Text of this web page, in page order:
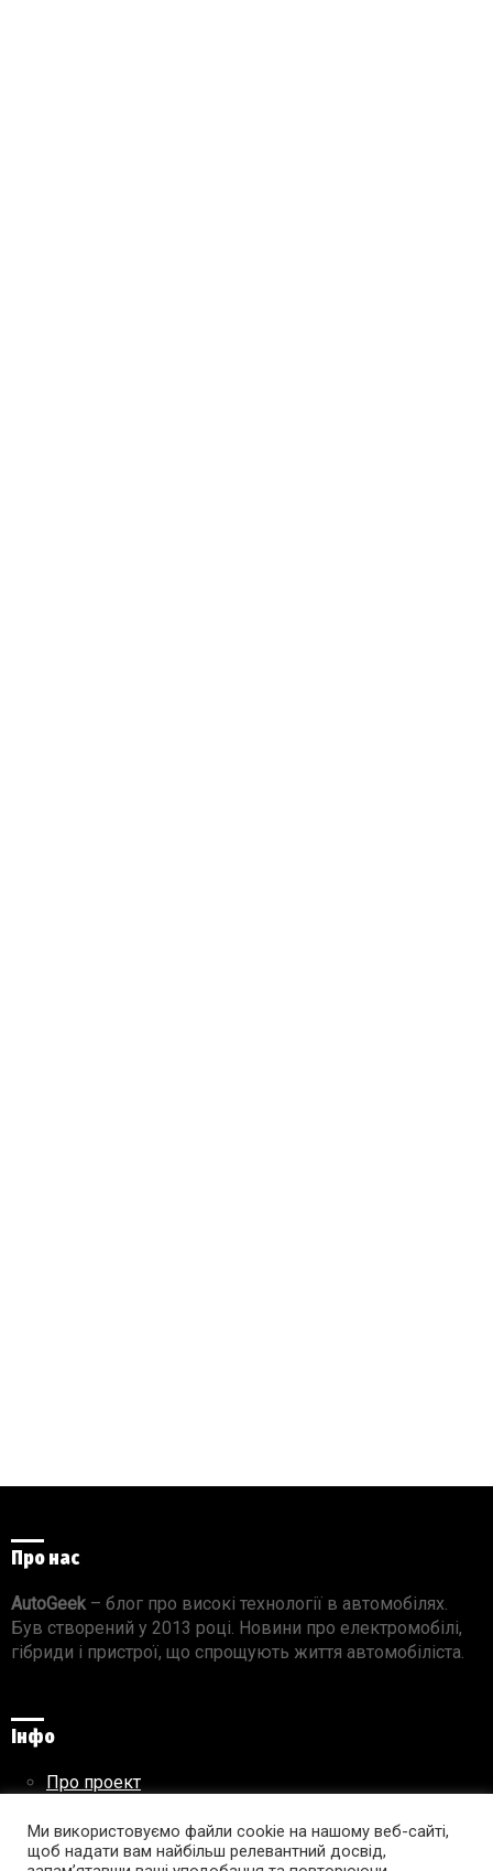
Про нас
AutoGeek– блог про високі технології в автомобілях.
Був створений у 2013 році. Новини про електромобілі,
гібриди і пристрої, що спрощують життя автомобіліста.
Інфо
Про проект
Правила використання матеріалів
Ми використовуємо файли cookie на нашому веб-сайті,
щоб надати вам найбільш релевантний досвід,